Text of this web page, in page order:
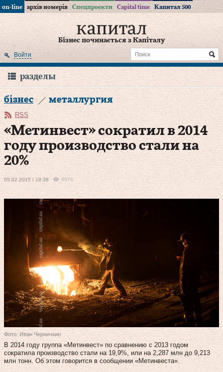
on-line архів номерів Спецпроекти Capital time Капитал 500
Бізнес починається з Капіталу
Войти
разделы
бізнес металлургия
RSS
«Метинвест» сократил в 2014
году производство стали на
20%
05.02.2015 / 18:38 8876
Фото: Иван Черничкин
В 2014 году группа «Метинвест» по сравнению с 2013 годом
сократила производство стали на 19,9%, или на 2,287 млн до 9,213
млн тонн. Об этом говорится в сообщении «Метинвеста».